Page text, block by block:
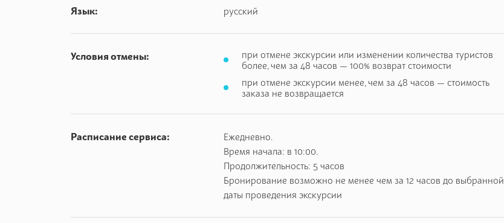
Кузница
Этнографическая галерея
Ферма
Мастерская ткачества
Язык: русский
Условия отмены:
при отмене экскурсии или изменении количества туристов
более, чем за 48 часов — 100% возврат стоимости
при отмене экскурсии менее, чем за 48 часов — стоимость
заказа не возвращается
Расписание сервиса:
Ежедневно.
Время начала: в 10:00.
Продолжительность: 5 часов
Бронирование возможно не менее чем за 12 часов до выбранной
даты проведения экскурсии